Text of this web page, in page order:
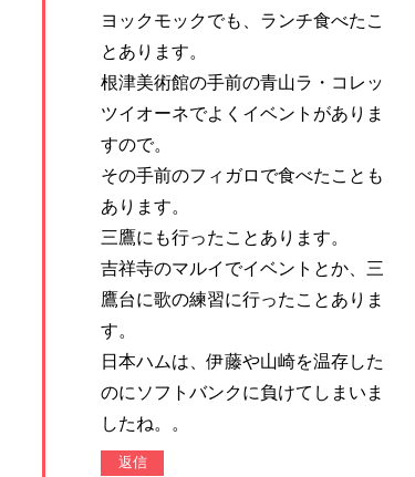
ヨックモックでも、ランチ食べたこ
とあります。
根津美術館の手前の青山ラ・コレッ
ツイオーネでよくイベントがありま
すので。
その手前のフィガロで食べたことも
あります。
三鷹にも行ったことあります。
吉祥寺のマルイでイベントとか、三
鷹台に歌の練習に行ったことありま
す。
日本ハムは、伊藤や山崎を温存した
のにソフトバンクに負けてしまいま
したね。。
返信